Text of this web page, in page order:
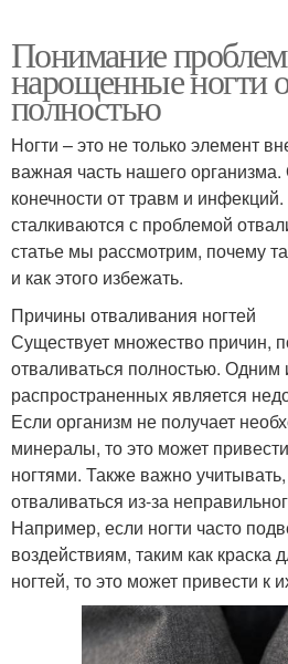
Понимание
нарощенные ногти
полностью
Ногти – это не только элемент
важная часть нашего
конечности от травм и
сталкиваются с проблемой
статье мы рассмотрим, почему
и как этого избежать.
Причины отваливания ногтей
Существует множество причин,
отваливаться полностью. Одним
распространенных является
Если организм не получает
минералы, то это может
ногтями. Также важно учитывать,
отваливаться из-за
Например, если ногти часто
воздействиям, таким как краска
ногтей, то это может привести к